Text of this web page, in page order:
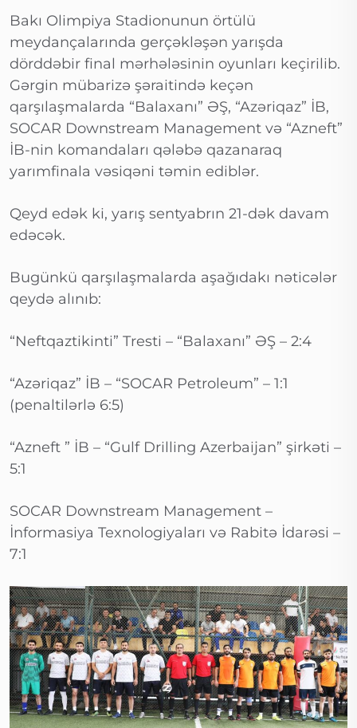
Bakı Olimpiya Stadionunun örtülü
meydançalarında gerçəkləşən yarışda
dörddəbir final mərhələsinin oyunları keçirilib.
Gərgin mübarizə şəraitində keçən
qarşılaşmalarda “Balaxanı” ƏŞ, “Azəriqaz” İB,
SOCAR Downstream Management və “Azneft”
İB-nin komandaları qələbə qazanaraq
yarımfinala vəsiqəni təmin ediblər.
Qeyd edək ki, yarış sentyabrın 21-dək davam
edəcək.
Bugünkü qarşılaşmalarda aşağıdakı nəticələr
qeydə alınıb:
“Neftqaztikinti” Tresti – “Balaxanı” ƏŞ – 2:4
“Azəriqaz” İB – “SOCAR Petroleum” – 1:1
(penaltilərlə 6:5)
“Azneft ” İB – “Gulf Drilling Azerbaijan” şirkəti –
5:1
SOCAR Downstream Management –
İnformasiya Texnologiyaları və Rabitə İdarəsi –
7:1